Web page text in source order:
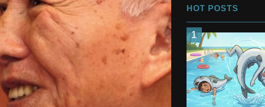
HOT POSTS
1